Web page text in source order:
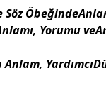
Söz
Yorumu